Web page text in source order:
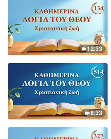
12:33
8:33